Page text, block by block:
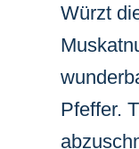
Würzt
Pfeffer.